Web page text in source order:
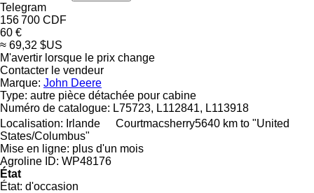
Telegram
156 700 CDF
60 €
≈ 69,32 $US
M'avertir lorsque le prix change
Contacter le vendeur
Marque: John Deere
Type: autre pièce détachée pour cabine
Numéro de catalogue: L75723, L112841, L113918
Localisation: Irlande Courtmacsherry5640 km to "United
States/Columbus"
Mise en ligne: plus d'un mois
Agroline ID: WP48176
État
État: d'occasion